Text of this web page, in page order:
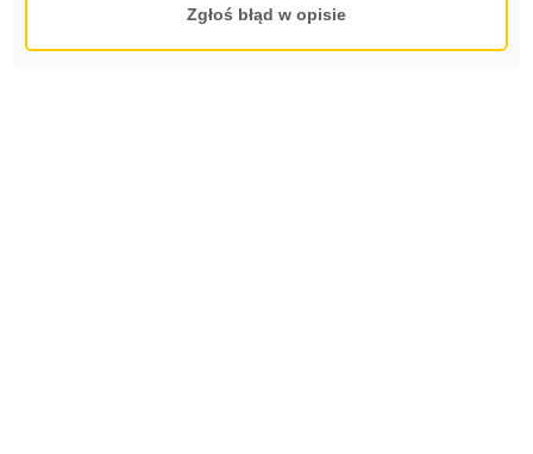
Zgłoś błąd w opisie